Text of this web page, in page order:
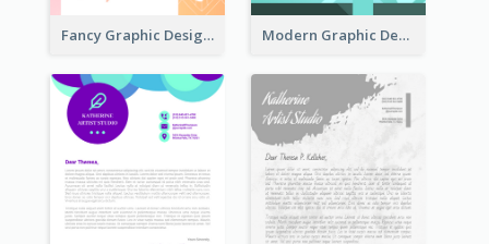
Fancy Graphic Design Letterhead Modern Graphic Design Letterhead